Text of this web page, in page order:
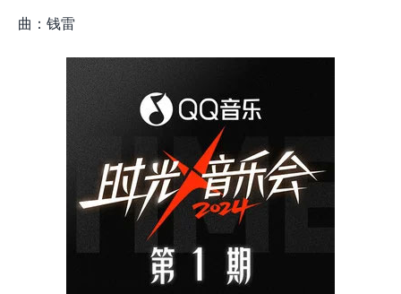
曲：钱雷